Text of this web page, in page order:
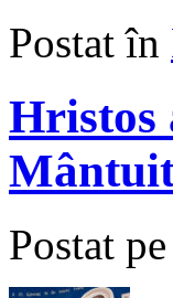
Postat în
Hristos
Postat pe